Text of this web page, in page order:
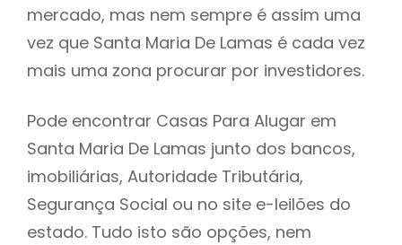
mercado, mas nem sempre é assim uma
vez que Santa Maria De Lamas é cada vez
mais uma zona procurar por investidores.
Pode encontrar Casas Para Alugar em
Santa Maria De Lamas junto dos bancos,
imobiliárias, Autoridade Tributária,
Segurança Social ou no site e-leilões do
estado. Tudo isto são opções, nem